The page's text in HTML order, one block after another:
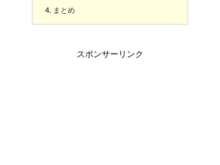
まとめ
スポンサーリンク